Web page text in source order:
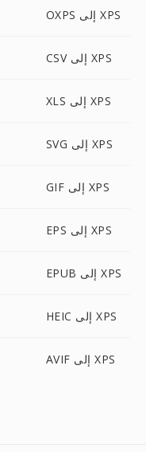
OXPS إلى XPS
CSV إلى XPS
XLS إلى XPS
SVG إلى XPS
GIF إلى XPS
EPS إلى XPS
EPUB إلى XPS
HEIC إلى XPS
AVIF إلى XPS